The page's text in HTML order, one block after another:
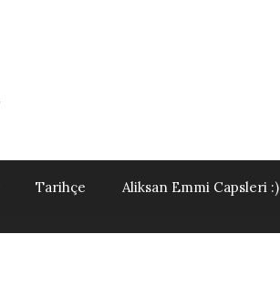
Tarihçe Aliksan Emmi Capsleri :)